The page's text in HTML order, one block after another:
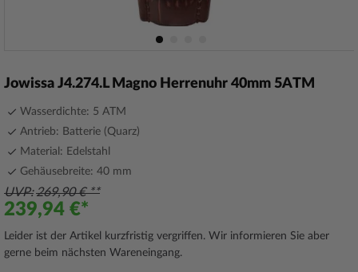
der
Bildergalerie
Jowissa J4.274.L Magno Herrenuhr 40mm 5ATM
Wasserdichte: 5 ATM
Antrieb: Batterie (Quarz)
Material: Edelstahl
Gehäusebreite: 40 mm
UVP 269,90 €
239,94 €
Leider ist der Artikel kurzfristig vergriffen. Wir informieren Sie aber
gerne beim nächsten Wareneingang.